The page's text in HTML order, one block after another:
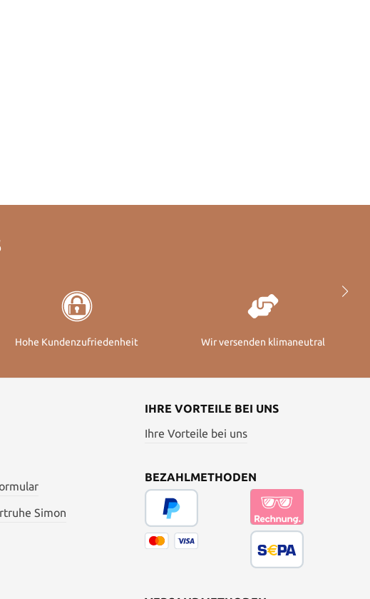
Hohe Kundenzufriedenheit Wir versenden klimaneutral
Simon
IHRE VORTEILE BEI UNS
Ihre Vorteile bei uns
BEZAHLMETHODEN